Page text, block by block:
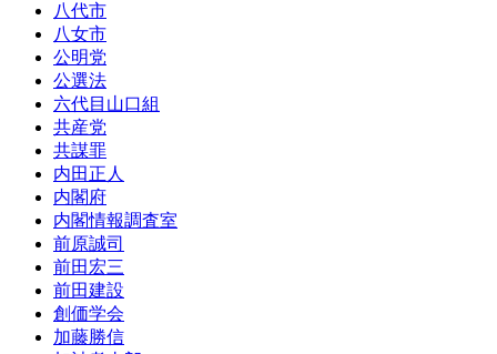
八代市
八女市
公明党
公選法
六代目山口組
共産党
共謀罪
内田正人
内閣府
内閣情報調査室
前原誠司
前田宏三
前田建設
創価学会
加藤勝信